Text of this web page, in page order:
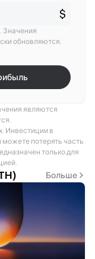
$
Значения
обновляются.
являются
Инвестиции в
потерять часть
только для
Больше